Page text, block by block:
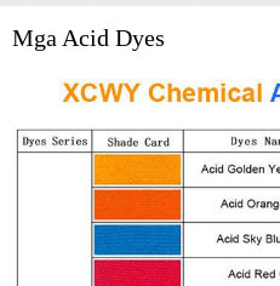
Mga Acid Dyes